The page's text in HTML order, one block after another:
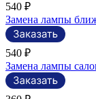
540 ₽
Замена лампы
540 ₽
Замена лампы